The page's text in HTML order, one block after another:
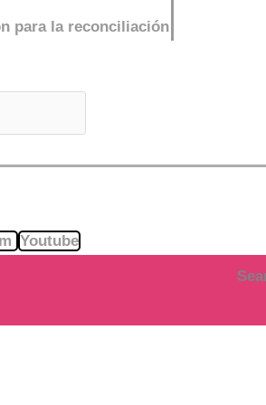
para la reconciliación
Youtube